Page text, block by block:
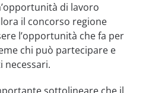
di lavoro
il concorso regione
l’opportunità che fa per
chi può partecipare e
necessari.